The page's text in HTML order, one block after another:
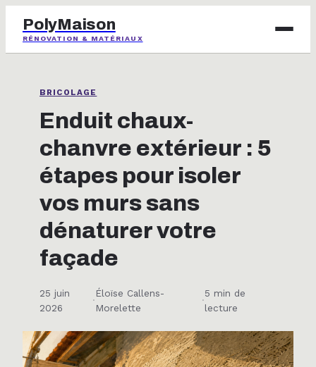
PolyMaison
RÉNOVATION & MATÉRIAUX
IMMOBILIER
JARDINAGE
MAISON & DÉCO
BRICOLAGE
Enduit chaux-
chanvre extérieur : 5
étapes pour isoler
vos murs sans
dénaturer votre
façade
25 juin
2026
·
Éloïse Callens-
Morelette
·
5 min de
lecture